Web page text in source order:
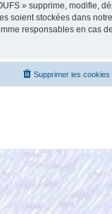
» supprime, modifie,
soient stockées dans
responsables en cas
Supprimer les cookies